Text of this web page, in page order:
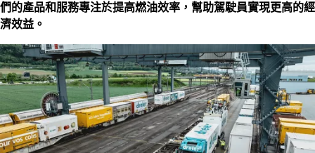
們的產品和服務專注於提高燃油效率，幫助駕駛員實現更高的經
濟效益。